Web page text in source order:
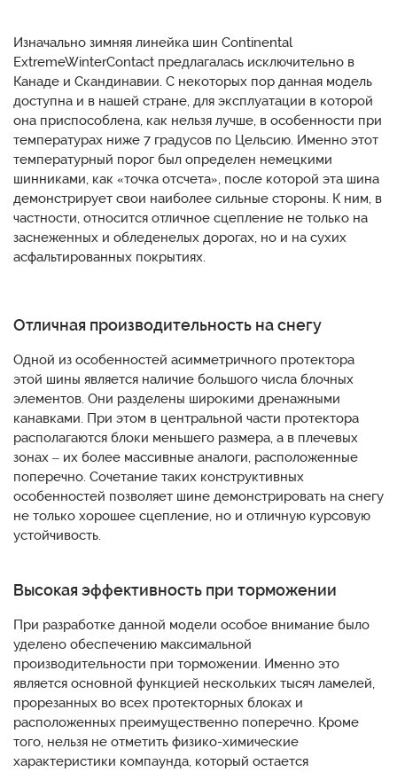
Изначально зимняя линейка шин Continental
ExtremeWinterContact предлагалась исключительно в
Канаде и Скандинавии. С некоторых пор данная модель
доступна и в нашей стране, для эксплуатации в которой
она приспособлена, как нельзя лучше, в особенности при
температурах ниже 7 градусов по Цельсию. Именно этот
температурный порог был определен немецкими
шинниками, как «точка отсчета», после которой эта шина
демонстрирует свои наиболее сильные стороны. К ним, в
частности, относится отличное сцепление не только на
заснеженных и обледенелых дорогах, но и на сухих
асфальтированных покрытиях.
Отличная производительность на снегу
Одной из особенностей асимметричного протектора
этой шины является наличие большого числа блочных
элементов. Они разделены широкими дренажными
канавками. При этом в центральной части протектора
располагаются блоки меньшего размера, а в плечевых
зонах – их более массивные аналоги, расположенные
поперечно. Сочетание таких конструктивных
особенностей позволяет шине демонстрировать на снегу
не только хорошее сцепление, но и отличную курсовую
устойчивость.
Высокая эффективность при торможении
При разработке данной модели особое внимание было
уделено обеспечению максимальной
производительности при торможении. Именно это
является основной функцией нескольких тысяч ламелей,
прорезанных во всех протекторных блоках и
расположенных преимущественно поперечно. Кроме
того, нельзя не отметить физико-химические
характеристики компаунда, который остается